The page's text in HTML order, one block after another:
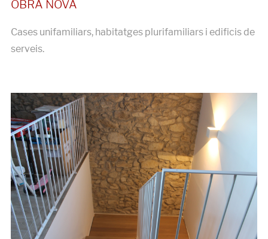
Cases unifamiliars, habitatges plurifamiliars i edificis de
serveis.